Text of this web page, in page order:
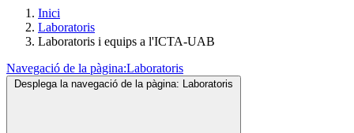
Inici
Laboratoris
Laboratoris i equips a l'ICTA-UAB
Navegació de la pàgina:Laboratoris
Desplega la navegació de la pàgina: Laboratoris